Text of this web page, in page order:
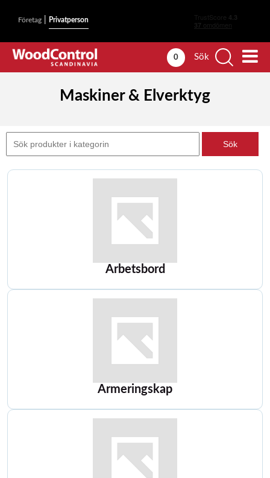
Företag Privatperson
0 Sök
Maskiner & Elverktyg
Arbetsbord
Armeringskap